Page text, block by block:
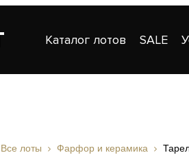
Каталог лотов SALE
Все лоты Фарфор и керамика